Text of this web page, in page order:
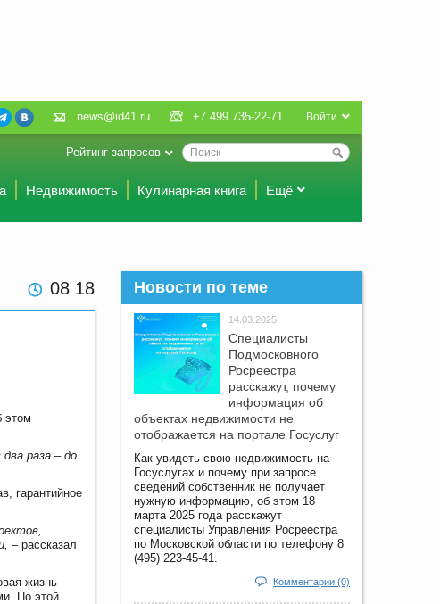
Войти
news@id41.ru +7 499 735-22-71
Рейтинг запросов
Недвижимость Кулинарная книга Ещё
08 18
этом
раза – до
гарантийное
– рассказал
жизнь
По этой
Новости по теме
14.03.2025
Специалисты
Подмосковного
Росреестра
расскажут, почему
информация об
объектах недвижимости не
отображается на портале Госуслуг
Как увидеть свою недвижимость на
Госуслугах и почему при запросе
сведений собственник не получает
нужную информацию, об этом 18
марта 2025 года расскажут
специалисты Управления Росреестра
по Московской области по телефону 8
(495) 223-45-41.
Комментарии (0)